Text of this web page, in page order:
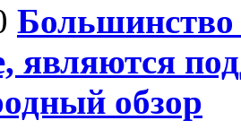
Большинство
являются
обзор